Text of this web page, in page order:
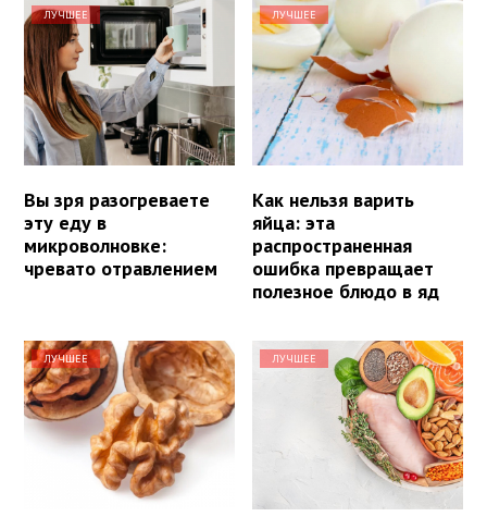
ЛУЧШЕЕ
Вы зря разогреваете
эту еду в
микроволновке:
чревато отравлением
ЛУЧШЕЕ
Как нельзя варить
яйца: эта
распространенная
ошибка превращает
полезное блюдо в яд
ЛУЧШЕЕ ЛУЧШЕЕ